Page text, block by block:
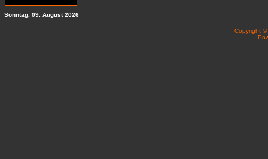
Sonntag, 09. August 2026
Copyright